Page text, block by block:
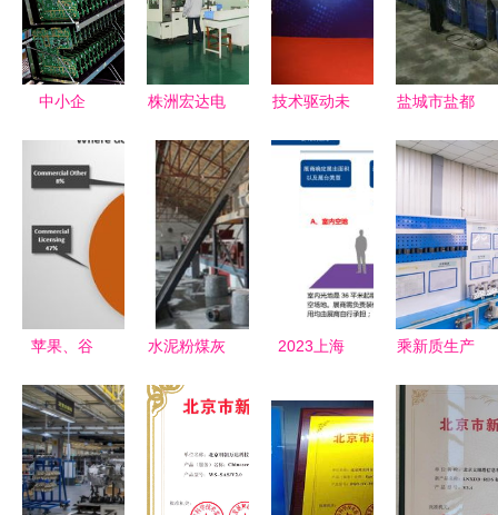
报价与全方
位技术服务
签打印的技
全程
低碳管理体
系双项认证
中小企
变’ 技术服
程
株洲宏达电
所创业板
技术创新的
又一里程碑
技术驱动未
计算机行业
会揭牌成立
盐城市盐都
厂南通销售
业裁断复合
机与技术服
务的创新践
行者
苹果、谷
三大巨头的
钱从何而
来？技术服
水泥粉煤灰
温板设备与
复合墙板设
备深度解析
2023上海
酵产品与技
术装备展览
会 聚焦技
乘新质生产
东零部件以
创新与服务
开拓发展新